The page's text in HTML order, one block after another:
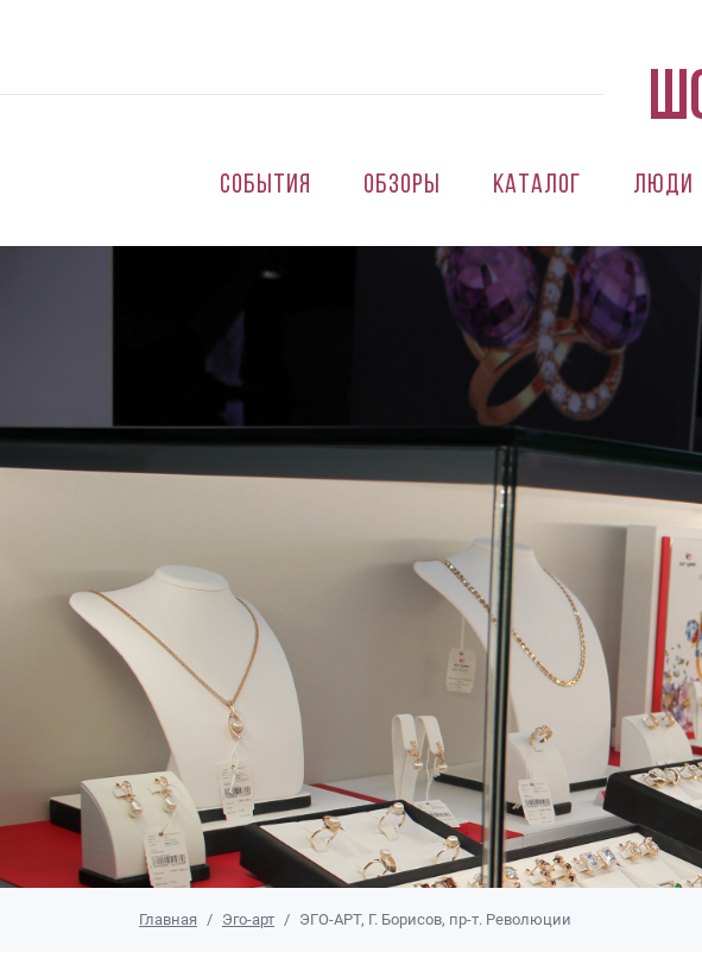
События Обзоры Каталог Люди
Главная Эго-арт ЭГО-АРТ, Г. Борисов, пр-т. Революции